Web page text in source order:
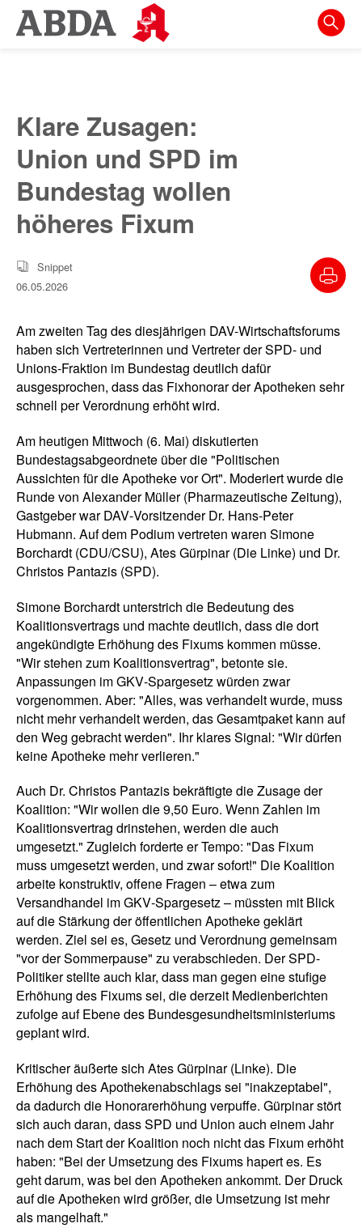
Springe
direkt
zur
Meta-
Navigation
Inhalt
zur
Suche
Klare Zusagen:
Union und SPD im
Bundestag wollen
höheres Fixum
Snippet
06.05.2026
Am zweiten Tag des diesjährigen DAV-Wirtschaftsforums
haben sich Vertreterinnen und Vertreter der SPD- und
Unions-Fraktion im Bundestag deutlich dafür
ausgesprochen, dass das Fixhonorar der Apotheken sehr
schnell per Verordnung erhöht wird.
Am heutigen Mittwoch (6. Mai) diskutierten
Bundestagsabgeordnete über die "Politischen
Aussichten für die Apotheke vor Ort". Moderiert wurde die
Runde von Alexander Müller (Pharmazeutische Zeitung),
Gastgeber war DAV‑Vorsitzender Dr. Hans‑Peter
Hubmann. Auf dem Podium vertreten waren Simone
Borchardt (CDU/CSU), Ates Gürpinar (Die Linke) und Dr.
Christos Pantazis (SPD).
Simone Borchardt unterstrich die Bedeutung des
Koalitionsvertrags und machte deutlich, dass die dort
angekündigte Erhöhung des Fixums kommen müsse.
"Wir stehen zum Koalitionsvertrag", betonte sie.
Anpassungen im GKV‑Spargesetz würden zwar
vorgenommen. Aber: "Alles, was verhandelt wurde, muss
nicht mehr verhandelt werden, das Gesamtpaket kann auf
den Weg gebracht werden". Ihr klares Signal: "Wir dürfen
keine Apotheke mehr verlieren."
Auch Dr. Christos Pantazis bekräftigte die Zusage der
Koalition: "Wir wollen die 9,50 Euro. Wenn Zahlen im
Koalitionsvertrag drinstehen, werden die auch
umgesetzt." Zugleich forderte er Tempo: "Das Fixum
muss umgesetzt werden, und zwar sofort!" Die Koalition
arbeite konstruktiv, offene Fragen – etwa zum
Versandhandel im GKV‑Spargesetz – müssten mit Blick
auf die Stärkung der öffentlichen Apotheke geklärt
werden. Ziel sei es, Gesetz und Verordnung gemeinsam
"vor der Sommerpause" zu verabschieden. Der SPD-
Politiker stellte auch klar, dass man gegen eine stufige
Erhöhung des Fixums sei, die derzeit Medienberichten
zufolge auf Ebene des Bundesgesundheitsministeriums
geplant wird.
Kritischer äußerte sich Ates Gürpinar (Linke). Die
Erhöhung des Apothekenabschlags sei "inakzeptabel",
da dadurch die Honorarerhöhung verpuffe. Gürpinar stört
sich auch daran, dass SPD und Union auch einem Jahr
nach dem Start der Koalition noch nicht das Fixum erhöht
haben: "Bei der Umsetzung des Fixums hapert es. Es
geht darum, was bei den Apotheken ankommt. Der Druck
auf die Apotheken wird größer, die Umsetzung ist mehr
als mangelhaft."